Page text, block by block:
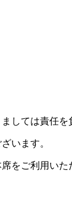
しては責任を
います。
をご利用いた